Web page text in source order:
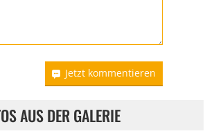
Jetzt kommentieren
AUS DER GALERIE